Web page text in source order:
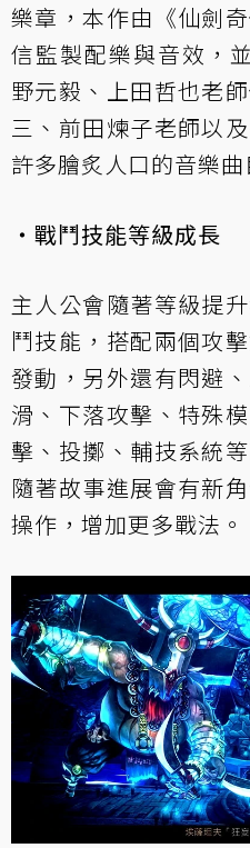
樂章，本作由《仙劍
信監製配樂與音效，
野元毅、上田哲也老
三、前田煉子老師以
許多膾炙人口的音樂曲
・戰鬥技能等級成長
主人公會隨著等級提
鬥技能，搭配兩個攻
發動，另外還有閃避
滑、下落攻擊、特殊
擊、投擲、輔技系統
隨著故事進展會有新
操作，增加更多戰法。